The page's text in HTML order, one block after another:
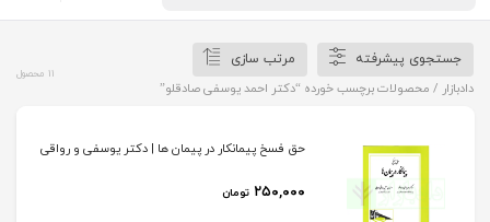
جستجوی پیشرفته
مرتب سازی
دادبازار / محصولات برچسب خورده “دکتر احمد یوسفی صادقلو”
11 محصول
حق فسخ پیمانکار در پیمان ها | دکتر یوسفی و رواقی
۲۵۰,۰۰۰ تومان